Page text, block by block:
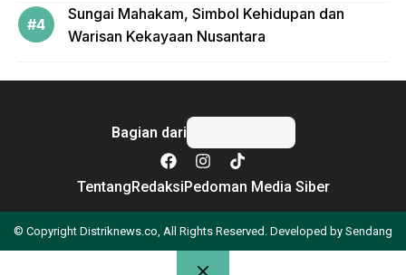
Sungai Mahakam, Simbol Kehidupan dan
Warisan Kekayaan Nusantara
Bagian dari
TentangRedaksiPedoman Media Siber
© Copyright Distriknews.co, All Rights Reserved. Developed by Sendang